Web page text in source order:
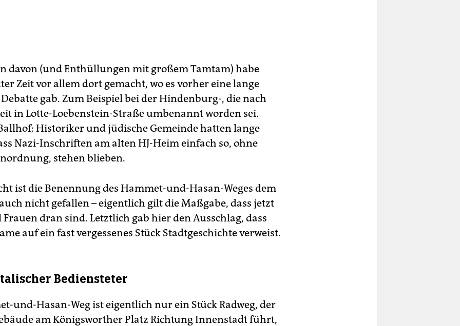
davon (und Enthüllungen mit großem Tamtam) habe
Zeit vor allem dort gemacht, wo es vorher eine lange
gab. Zum Beispiel bei der Hindenburg-, die nach
in Lotte-Loebenstein-Straße umbenannt worden sei.
Historiker und jüdische Gemeinde hatten lange
Nazi-Inschriften am alten HJ-Heim einfach so, ohne
stehen blieben.
ist die Benennung des Hammet-und-Hasan-Weges dem
nicht gefallen – eigentlich gilt die Maßgabe, dass jetzt
dran sind. Letztlich gab hier den Ausschlag, dass
auf ein fast vergessenes Stück Stadtgeschichte verweist.
Bediensteter
und-Hasan-Weg ist eigentlich nur ein Stück Radweg, der
am Königsworther Platz Richtung Innenstadt führt,